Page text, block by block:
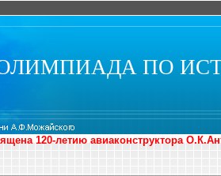
ПО
120-летию авиаконструктора